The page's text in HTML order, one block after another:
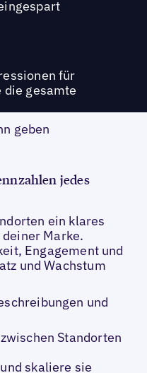
für
die gesamte
geben
jedes
ein klares
Marke.
Engagement und
und Wachstum
und
Standorten
skaliere sie